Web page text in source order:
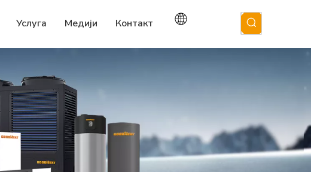
Услуга Медији Контакт